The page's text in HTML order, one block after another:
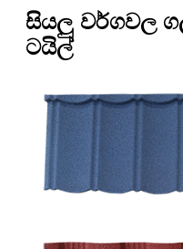
සියලු වර්ගවල
ටයිල්